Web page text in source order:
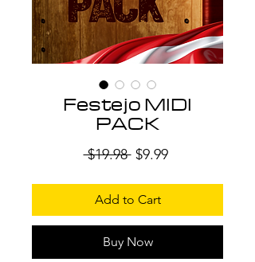
Festejo MIDI
PACK
$19.98 Regular
$9.99Sale
Add to Cart
Buy Now